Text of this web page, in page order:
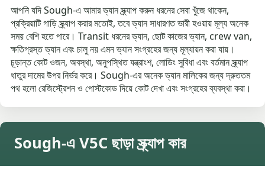
আপনি যদি Sough-এ আমার ভ্যান স্ক্র্যাপ করুন ধরনের সেবা খুঁজে থাকেন,
প্রক্রিয়াটি গাড়ি স্ক্র্যাপ করার মতোই, তবে ভ্যান সাধারণত ভারী হওয়ায় মূল্য অনেক
সময় বেশি হতে পারে। Transit ধরনের ভ্যান, ছোট কাজের ভ্যান, crew van,
ক্ষতিগ্রস্ত ভ্যান এবং চালু নয় এমন ভ্যান সংগ্রহের জন্য মূল্যায়ন করা যায়।
চূড়ান্ত কোট ওজন, অবস্থা, অনুপস্থিত যন্ত্রাংশ, লোডিং সুবিধা এবং বর্তমান স্ক্র্যাপ
ধাতুর দামের উপর নির্ভর করে। Sough-এর অনেক ভ্যান মালিকের জন্য দ্রুততম
পথ হলো রেজিস্ট্রেশন ও পোস্টকোড দিয়ে কোট দেখা এবং সংগ্রহের ব্যবস্থা করা।
Sough-এ V5C ছাড়া স্ক্র্যাপ কার